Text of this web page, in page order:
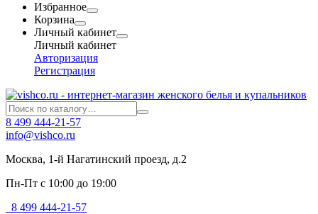
Избранное
Корзина
Личный кабинет
Личный кабинет
Авторизация
Регистрация
8 499 444-21-57
info@vishco.ru
Москва, 1-й Нагатинский проезд, д.2
Пн-Пт с 10:00 до 19:00
8 499 444-21-57